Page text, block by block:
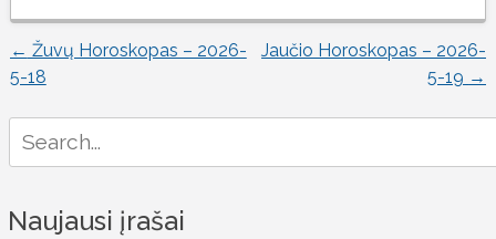
Įrašo
naršymas
← Žuvų Horoskopas – 2026-
5-18
Jaučio Horoskopas – 2026-
5-19 →
for:
Naujausi įrašai